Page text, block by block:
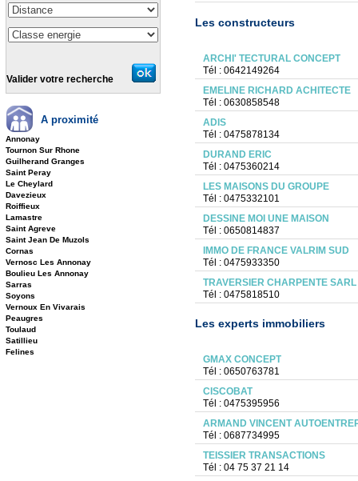
Valider votre recherche
A proximité
Annonay
Tournon Sur Rhone
Guilherand Granges
Saint Peray
Le Cheylard
Davezieux
Roiffieux
Lamastre
Saint Agreve
Saint Jean De Muzols
Cornas
Vernosc Les Annonay
Boulieu Les Annonay
Sarras
Soyons
Vernoux En Vivarais
Peaugres
Toulaud
Satillieu
Felines
Les constructeurs
ARCHI' TECTURAL CONCEPT
Tél : 0642149264
EMELINE RICHARD ACHITECTE
Tél : 0630858548
ADIS
Tél : 0475878134
DURAND ERIC
Tél : 0475360214
LES MAISONS DU GROUPE
Tél : 0475332101
DESSINE MOI UNE MAISON
Tél : 0650814837
IMMO DE FRANCE VALRIM SUD
Tél : 0475933350
TRAVERSIER CHARPENTE SARL
Tél : 0475818510
Les experts immobiliers
GMAX CONCEPT
Tél : 0650763781
CISCOBAT
Tél : 0475395956
ARMAND VINCENT
Tél : 0687734995
TEISSIER TRANSACTIONS
Tél : 04 75 37 21 14